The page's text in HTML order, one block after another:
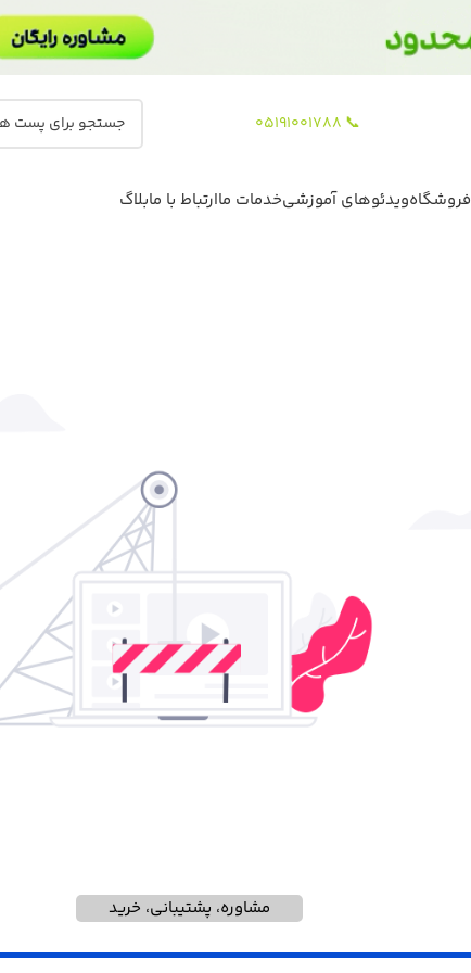
📞 05191001788
فروشگاهویدئوهای آموزشیخدمات ماارتباط با مابلاگ
مشاوره، پشتیبانی، خرید